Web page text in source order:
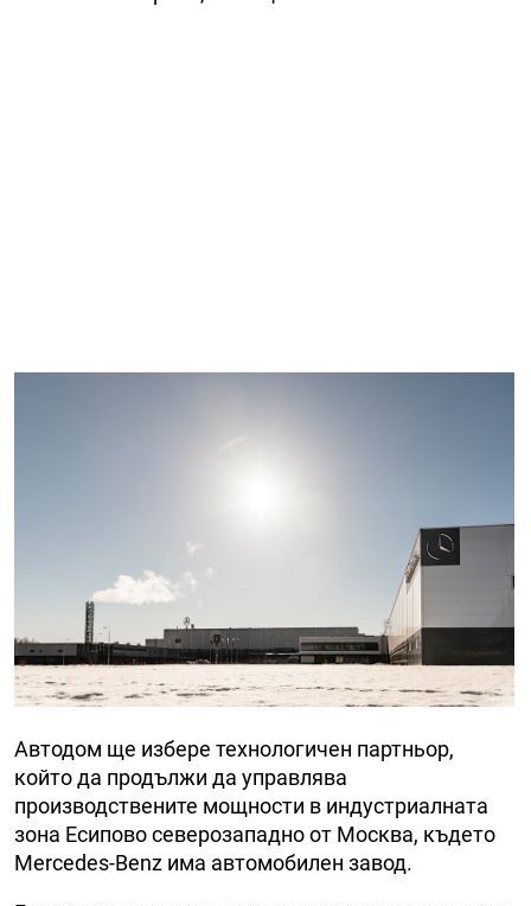
Автодом ще избере технологичен партньор,
който да продължи да управлява
производствените мощности в индустриалната
зона Есипово северозападно от Москва, където
Mercedes-Benz има автомобилен завод.